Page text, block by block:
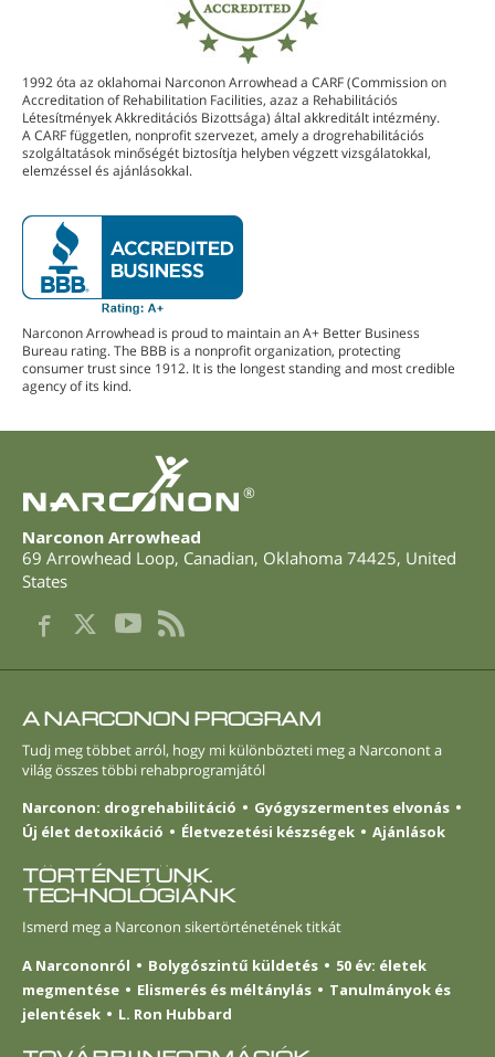
1992 óta az oklahomai Narconon Arrowhead a CARF (Commission on
Accreditation of Rehabilitation Facilities, azaz a Rehabilitációs
Létesítmények Akkreditációs Bizottsága) által akkreditált intézmény.
A CARF független, nonprofit szervezet, amely a drogrehabilitációs
szolgáltatások minőségét biztosítja helyben végzett vizsgálatokkal,
elemzéssel és ajánlásokkal.
Narconon Arrowhead is proud to maintain an A+ Better Business
Bureau rating. The BBB is a nonprofit organization, protecting
consumer trust since 1912. It is the longest standing and most credible
agency of its kind.
®
Narconon Arrowhead
69 Arrowhead Loop, Canadian, Oklahoma 74425, United
States
A NARCONON PROGRAM
Tudj meg többet arról, hogy mi különbözteti meg a Narconont a
világ összes többi rehabprogramjától
Narconon: drogrehabilitáció
Gyógyszermentes elvonás
Új élet detoxikáció
Életvezetési készségek Ajánlások
TÖRTÉNETÜNK.
TECHNOLÓGIÁNK
Ismerd meg a Narconon sikertörténetének titkát
A Narcononról
Bolygószintű küldetés
50 év: életek
megmentése
Elismerés és méltánylás
Tanulmányok és
jelentések
L. Ron Hubbard